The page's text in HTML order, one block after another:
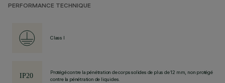
PERFORMANCE TECHNIQUE
Class I
Protégé contre la pénétration de corps solides de plus de 12 mm, non protégé
contre la pénétration de liquides.